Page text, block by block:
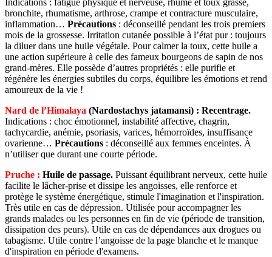
bronchite, rhumatisme, arthrose, crampe et contracture musculaire,
inflammation… Précautions : déconseillé pendant les trois premiers
mois de la grossesse. Irritation cutanée possible à l’état pur : toujours
la diluer dans une huile végétale. Pour calmer la toux, cette huile a
une action supérieure à celle des fameux bourgeons de sapin de nos
grand-mères. Elle possède d’autres propriétés : elle purifie et
régénère les énergies subtiles du corps, équilibre les émotions et rend
amoureux de la vie !
Nard de l’Himalaya (Nardostachys jatamansi) : Recentrage.
Indications : choc émotionnel, instabilité affective, chagrin,
tachycardie, anémie, psoriasis, varices, hémorroïdes, insuffisance
ovarienne… Précautions : déconseillé aux femmes enceintes. À
n’utiliser que durant une courte période.
Pruche : Huile de passage. Puissant équilibrant nerveux, cette huile
facilite le lâcher-prise et dissipe les angoisses, elle renforce et
protège le système énergétique, stimule l'imagination et l'inspiration.
Très utile en cas de dépression. Utilisée pour accompagner les
grands malades ou les personnes en fin de vie (période de transition,
dissipation des peurs). Utile en cas de dépendances aux drogues ou
tabagisme. Utile contre l’angoisse de la page blanche et le manque
d'inspiration en période d'examens.